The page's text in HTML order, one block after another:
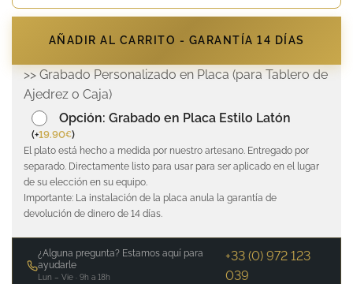
AÑADIR AL CARRITO - GARANTÍA 14 DÍAS
>> Grabado Personalizado en Placa (para Tablero de
Ajedrez o Caja)
Opción: Grabado en Placa Estilo Latón
(+19.90€)
El plato está hecho a medida por nuestro artesano. Entregado por
separado. Directamente listo para usar para ser aplicado en el lugar
de su elección en su equipo.
Importante: La instalación de la placa anula la garantía de
devolución de dinero de 14 días.
¿Alguna pregunta? Estamos aquí para
ayudarle
Lun – Vie · 9h a 18h
+33 (0) 972 123
039